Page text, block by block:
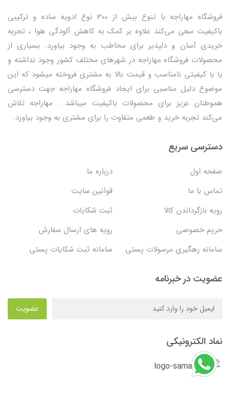
فروشگاه مهاراجه با تنوع بیش از 300 نوع ادویه ساده و ترکیبی
باکیفیت سعی می‌کند علاوه بر کمک به کاهش آلودگی هوا ، تجربه
خریدی آسان و دلپذیر برای مخاطب به وجود بیاورد. بسیاری از
محصولات فروشگاه مهاراجه در شهرهای مختلف کشور وجود نداشته و
یا با کیفیتی نامناسب و قیمت بالا به مشتری فروخته میشود که این
موضوع دلیل مناسبی برای ایجاد فروشگاه مهاراجه جهت دسترسی
هموطنان عزیز برای محصولات باکیفیت میباشد . مهاراجه تلاش
می‌کند تجربه خرید و طعمی متفاوت را برای مشتری به وجود بیاورد.
دسترسی سریع
صفحه اول
درباره ما
تماس با ما
قوانین سایت
رویه بازگرداندن کالا
ثبت شکایات
حریم خصوصی
رویه های ارسال سفارش
سامانه رهگیری مرسولات پستی
سامانه ثبت شکایات پستی
عضویت در خبرنامه
عضویت
نماد الکترونیکی